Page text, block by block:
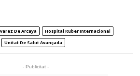
De Arcaya
Hospital Ruber Internacional
Unitat De Salut Avançada
- Publicitat -